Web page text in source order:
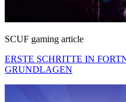
SCUF gaming article
ERSTE SCHRITTE IN
GRUNDLAGEN